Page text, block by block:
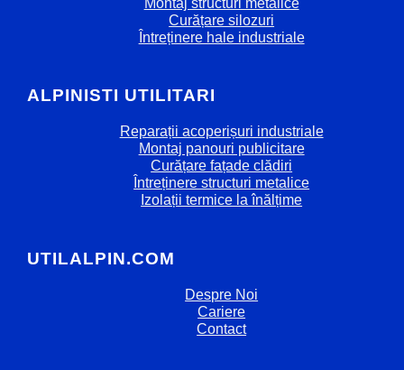
Curățare silozuri
Întreținere hale industriale
ALPINISTI UTILITARI
Reparații acoperișuri industriale
Montaj panouri publicitare
Curățare fațade clădiri
Întreținere structuri metalice
Izolații termice la înălțime
UTILALPIN.COM
Despre Noi
Cariere
Contact